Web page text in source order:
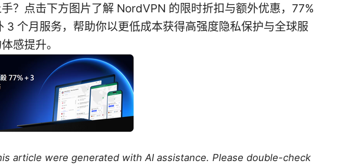
？点击下方图片了解 NordVPN 的限时折扣与额外优惠，77%
3 个月服务，帮助你以更低成本获得高强度隐私保护与全球服
感提升。
article were generated with AI assistance. Please double-check